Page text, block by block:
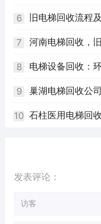
6 旧电梯回收流程
7 河南电梯回收，
8 电梯设备回收：
9 巢湖电梯回收公
10 石柱医用电梯回
发表评论：